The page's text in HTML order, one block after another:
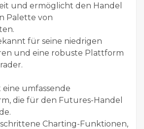
und ermöglicht den Handel
Palette von
für seine niedrigen
und eine robuste Plattform
eine umfassende
die für den Futures-Handel
Charting-Funktionen,